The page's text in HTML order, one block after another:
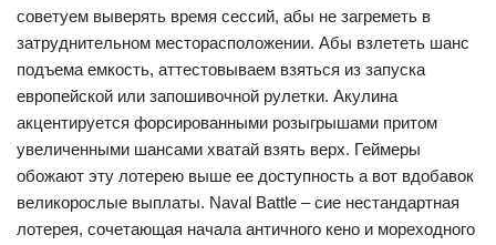
советуем выверять время сессий, абы не загреметь в
затруднительном месторасположении. Абы взлететь шанс
подъема емкость, аттестовываем взяться из запуска
европейской или запошивочной рулетки. Акулина
акцентируется форсированными розыгрышами притом
увеличенными шансами хватай взять верх. Геймеры
обожают эту лотерею выше ее доступность а вот вдобавок
великорослые выплаты. Naval Battle – сие нестандартная
лотерея, сочетающая начала античного кено и мореходного